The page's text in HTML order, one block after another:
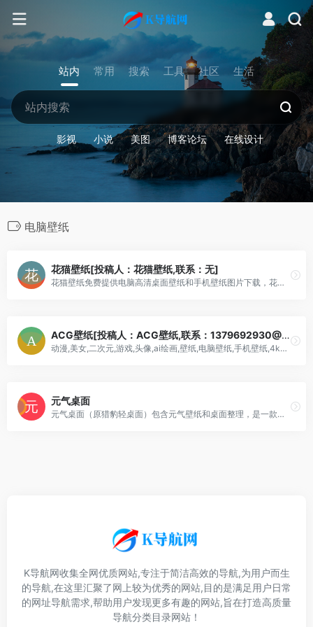
站内 常用 搜索 工具 社区 生活
影视 小说 美图 博客论坛 在线设计
电脑壁纸
花猫壁纸[投稿人：花猫壁纸,联系：无]
花猫壁纸免费提供电脑高清桌面壁纸和手机壁纸图片下载，花猫壁纸涵盖动漫壁纸、游戏壁纸、美女壁纸、风景壁纸、动物壁纸等精美高清壁纸
ACG壁纸[投稿人：ACG壁纸,联系：1379692930@qq.com]
动漫,美女,二次元,游戏,头像,ai绘画,壁纸,电脑壁纸,手机壁纸,4k壁纸
元气桌面
元气桌面（原猎豹轻桌面）包含元气壁纸和桌面整理，是一款免费桌面美化软件。独家自研动态壁纸引擎,利用图像算法、粒子特效,让静态壁纸动起来，像游戏画面一样炫酷；桌面
K导航网收集全网优质网站,专注于简洁高效的导航,为用户而生
的导航,在这里汇聚了网上较为优秀的网站,目的是满足用户日常
的网址导航需求,帮助用户发现更多有趣的网站,旨在打造高质量
导航分类目录网站！